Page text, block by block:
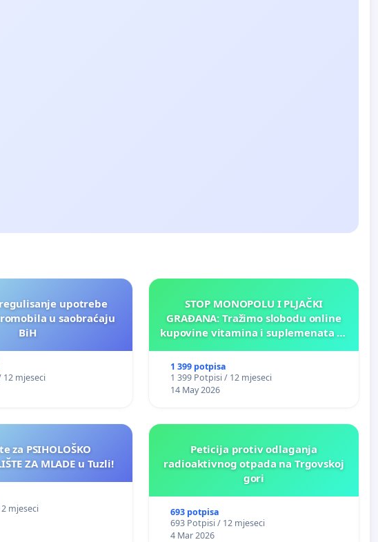
upotrebe
u saobraćaju
BiH
12 mjeseci
STOP MONOPOLU I PLJAČKI
GRAĐANA: Tražimo slobodu online
kupovine vitamina i suplemenata za
1 399 potpisa
1 399 Potpisi / 12 mjeseci
14 May 2026
za PSIHOLOŠKO
ZA MLADE u Tuzli!
mjeseci
Peticija protiv odlaganja
radioaktivnog otpada na Trgovskoj
gori
693 potpisa
693 Potpisi / 12 mjeseci
4 Mar 2026